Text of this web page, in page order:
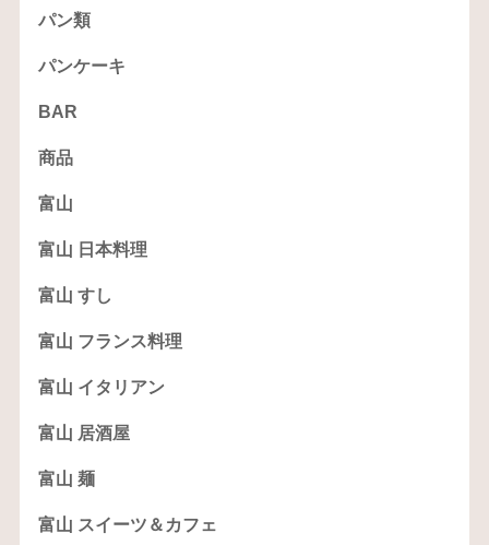
パン類
パンケーキ
BAR
商品
富山
富山 日本料理
富山 すし
富山 フランス料理
富山 イタリアン
富山 居酒屋
富山 麺
富山 スイーツ＆カフェ